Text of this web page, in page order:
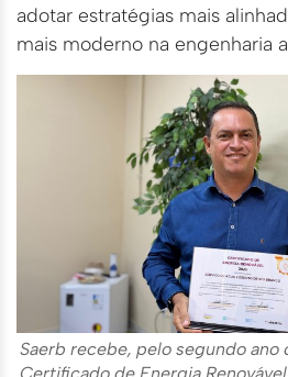
adotar estratégias mais
mais moderno na engenharia
Saerb recebe, pelo segundo ano